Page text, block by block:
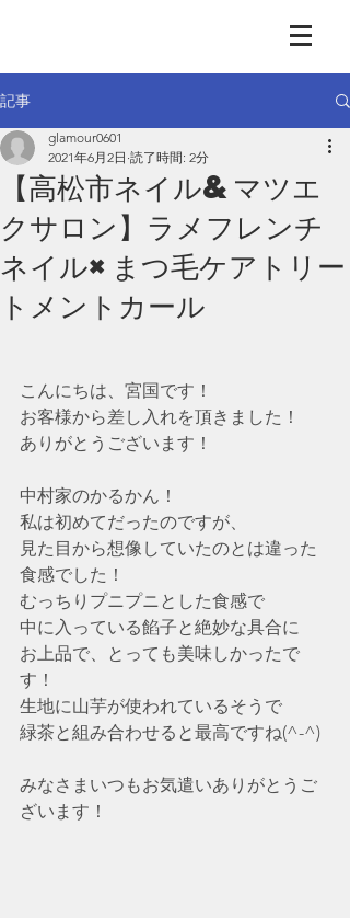
記事
【高松市ネイル&マツエ
クサロン】ラメフレンチ
ネイル×まつ毛ケアトリー
トメントカール
glamour0601
2021年6月2日 読了時間: 2分
こんにちは、宮国です！
お客様から差し入れを頂きました！
ありがとうございます！
中村家のかるかん！
私は初めてだったのですが、
見た目から想像していたのとは違った
食感でした！
むっちりプニプニとした食感で
中に入っている餡子と絶妙な具合に
お上品で、とっても美味しかったで
す！
生地に山芋が使われているそうで
緑茶と組み合わせると最高ですね(^-^)
みなさまいつもお気遣いありがとうご
ざいます！